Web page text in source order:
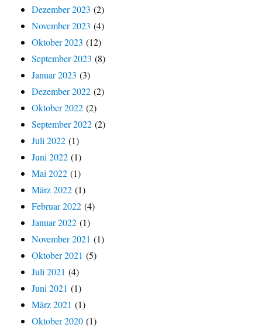
Dezember 2023 (2)
November 2023 (4)
Oktober 2023 (12)
September 2023 (8)
Januar 2023 (3)
Dezember 2022 (2)
Oktober 2022 (2)
September 2022 (2)
Juli 2022 (1)
Juni 2022 (1)
Mai 2022 (1)
März 2022 (1)
Februar 2022 (4)
Januar 2022 (1)
November 2021 (1)
Oktober 2021 (5)
Juli 2021 (4)
Juni 2021 (1)
März 2021 (1)
Oktober 2020 (1)